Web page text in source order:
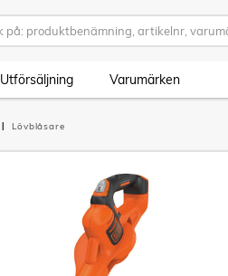
Utförsäljning Varumärken
Lövblåsare